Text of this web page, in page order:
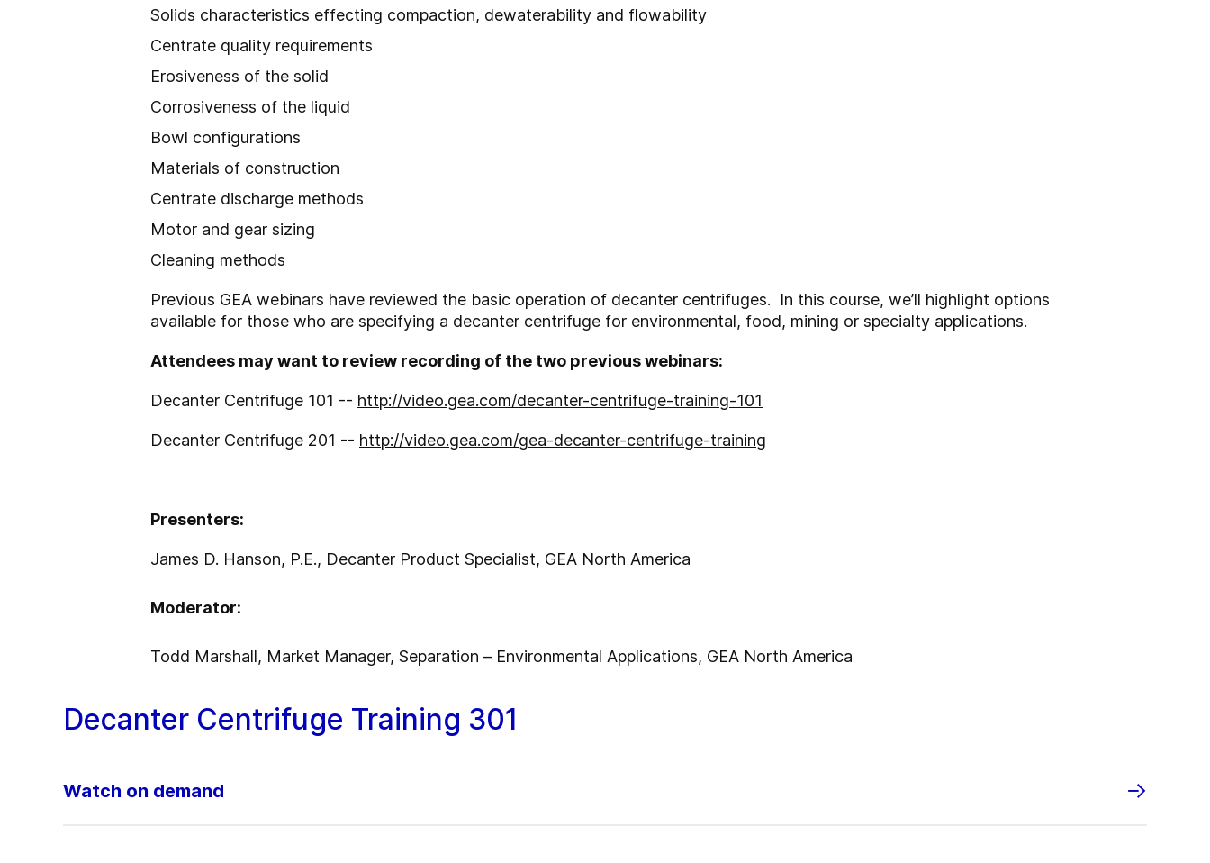
Solids characteristics effecting compaction, dewaterability and flowability
Centrate quality requirements
Erosiveness of the solid
Corrosiveness of the liquid
Bowl configurations
Materials of construction
Centrate discharge methods
Motor and gear sizing
Cleaning methods
Previous GEA webinars have reviewed the basic operation of decanter centrifuges. In this course, we’ll highlight options
available for those who are specifying a decanter centrifuge for environmental, food, mining or specialty applications.
Attendees may want to review recording of the two previous webinars:
Decanter Centrifuge 101 -- http://video.gea.com/decanter-centrifuge-training-101
Decanter Centrifuge 201 -- http://video.gea.com/gea-decanter-centrifuge-training
Presenters:
James D. Hanson, P.E., Decanter Product Specialist, GEA North America
Moderator:
Todd Marshall, Market Manager, Separation – Environmental Applications, GEA North America
Decanter Centrifuge Training 301
Watch on demand